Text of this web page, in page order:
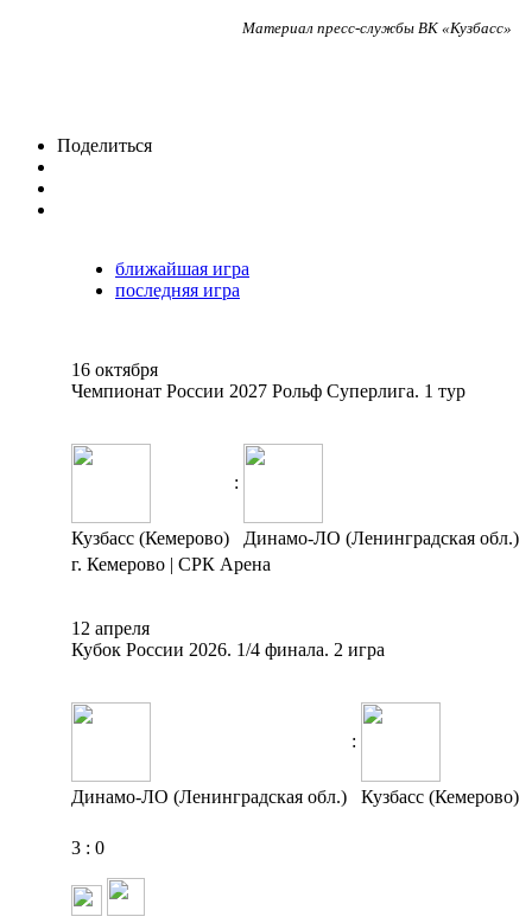
Материал пресс-службы ВК «Кузбасс»
Поделиться
ближайшая игра
последняя игра
16 октября
Чемпионат России 2027 Рольф Суперлига. 1 тур
:
Кузбасс (Кемерово)
Динамо-ЛО (Ленинградская обл.)
г. Кемерово | СРК Арена
12 апреля
Кубок России 2026. 1/4 финала. 2 игра
:
Динамо-ЛО (Ленинградская обл.) Кузбасс (Кемерово)
3 : 0